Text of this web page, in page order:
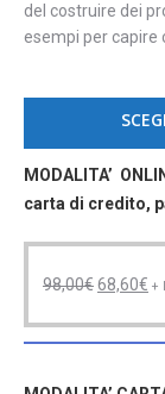
del costruire dei
esempi per capire
MODALITA’
carta di credito,
98,00€
prezzo
originale
68,60€ +